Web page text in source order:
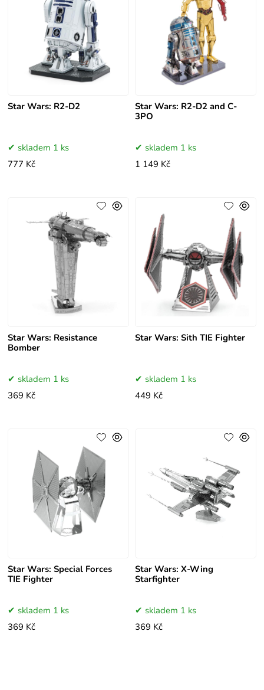
Star Wars: R2-D2
skladem 1 ks
777 Kč
Star Wars: R2-D2 and C-
3PO
skladem 1 ks
1 149 Kč
Star Wars: Resistance
Bomber
skladem 1 ks
369 Kč
Star Wars: Sith TIE Fighter
skladem 1 ks
449 Kč
Star Wars: Special Forces
TIE Fighter
skladem 1 ks
369 Kč
Star Wars: X-Wing
Starfighter
skladem 1 ks
369 Kč